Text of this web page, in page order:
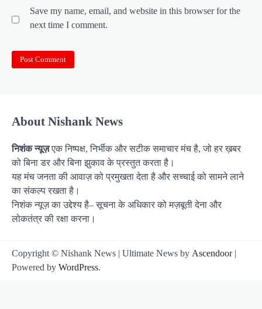
Save my name, email, and website in this browser for the
next time I comment.
About Nishank News
निशंक न्यूज़एक निष्पक्ष, निर्भीक और सटीक समाचार मंच है, जो हर ख़बर
को बिना डर और बिना झुकाव के प्रस्तुत करता है।
यह मंच जनता की आवाज़ को प्रमुखता देता है और सच्चाई को सामने लाने
का संकल्प रखता है।
निशंक न्यूज़ का उद्देश्य है– सूचना के अधिकार को मज़बूती देना और
लोकतंत्र की रक्षा करना।
Copyright © Nishank News | Ultimate News by Ascendoor|
Powered by WordPress.